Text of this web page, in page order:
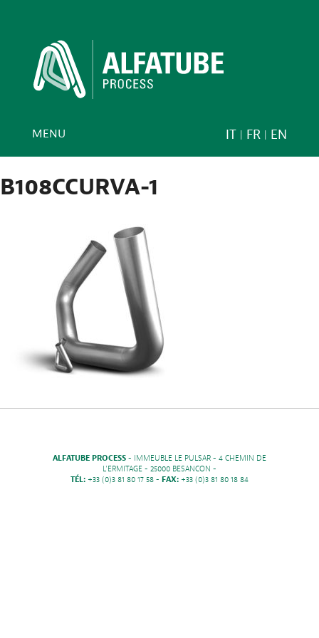
IT FR EN
MENU
B108CCURVA-1
ALFATUBE PROCESS - IMMEUBLE LE PULSAR - 4 CHEMIN DE
L'ERMITAGE - 25000 BESANCON -
TÉL: +33 (0)3 81 80 17 58 - FAX: +33 (0)3 81 80 18 84